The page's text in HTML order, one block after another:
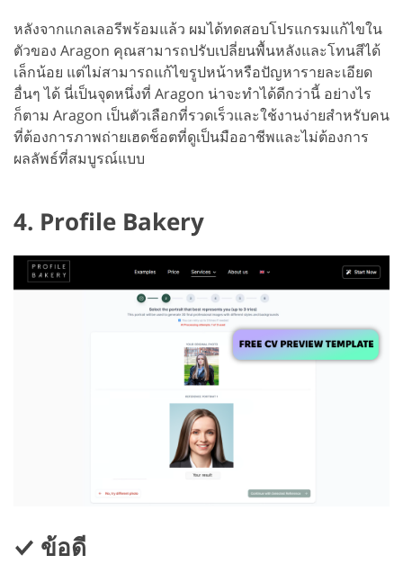
หลังจากแกลเลอรีพร้อมแล้ว ผมได้ทดสอบโปรแกรมแก้ไขใน
ตัวของ Aragon คุณสามารถปรับเปลี่ยนพื้นหลังและโทนสีได้
เล็กน้อย แต่ไม่สามารถแก้ไขรูปหน้าหรือปัญหารายละเอียด
อื่นๆ ได้ นี่เป็นจุดหนึ่งที่ Aragon น่าจะทำได้ดีกว่านี้ อย่างไร
ก็ตาม Aragon เป็นตัวเลือกที่รวดเร็วและใช้งานง่ายสำหรับคน
ที่ต้องการภาพถ่ายเฮดช็อตที่ดูเป็นมืออาชีพและไม่ต้องการ
ผลลัพธ์ที่สมบูรณ์แบบ
4. Profile Bakery
ข้อดี